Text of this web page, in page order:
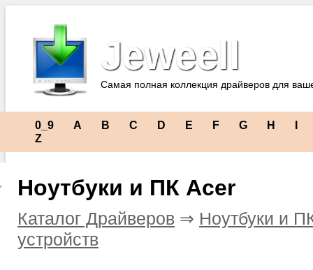
Jeweell
Самая полная коллекция драйверов для
0_9 A B C D E F G H
Z
Ноутбуки и ПК Acer
Каталог Драйверов ⇒ Ноутбуки и
устройств